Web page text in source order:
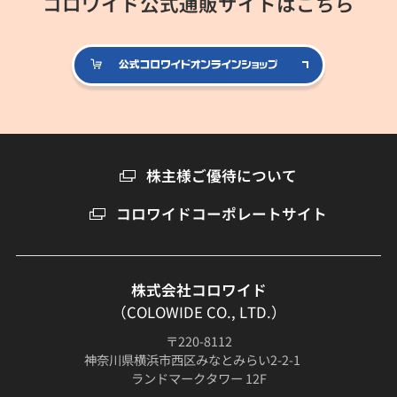
公式コロ
株主様ご優待について
コロワイドコーポレートサイト
株式会社コロワイド
（COLOWIDE CO., LTD.）
〒220-8112
神奈川県横浜市西区みなとみらい2-2-1
ランドマークタワー 12F